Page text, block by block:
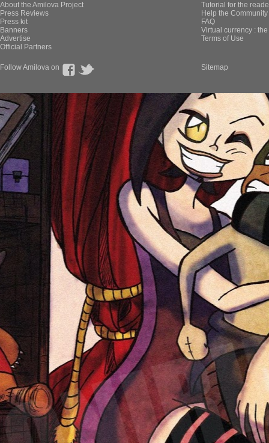
About the Amilova Project
Press Reviews
Press kit
Banners
Advertise
Official Partners
Tutorial for the
Help the
FAQ
Virtual currency :
Terms of Use
Follow Amilova on Sitemap